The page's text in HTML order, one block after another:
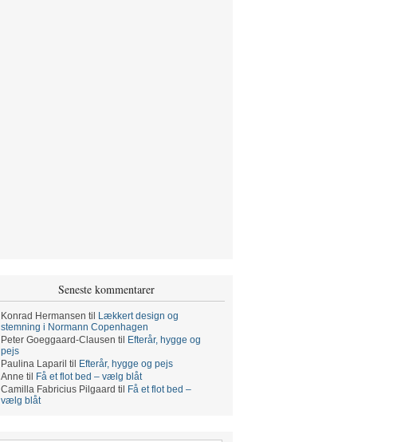
Seneste kommentarer
Konrad Hermansen til
Lækkert design og
stemning i Normann Copenhagen
Peter Goeggaard-Clausen til
Efterår, hygge og
pejs
Paulina Laparil til
Efterår, hygge og pejs
Anne til
Få et flot bed – vælg blåt
Camilla Fabricius Pilgaard til
Få et flot bed –
vælg blåt